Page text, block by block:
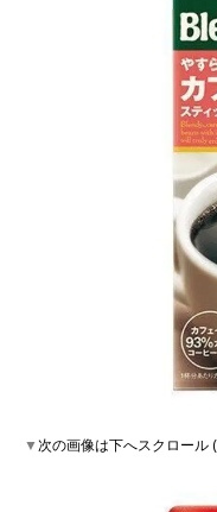
▼次の画像は下へスクロール